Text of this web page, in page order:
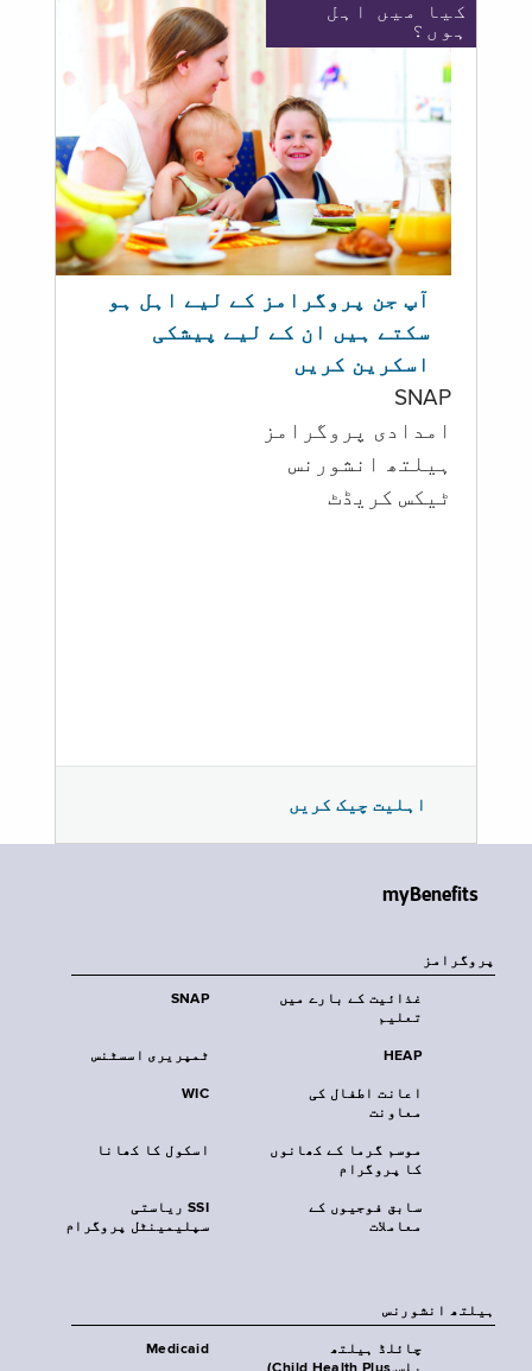
کیا میں اہل
ہوں؟
آپ جن پروگرامز کے لیے اہل ہو
سکتے ہیں ان کے لیے پیشکی
اسکرین کریں
SNAP
امدادی پروگرامز
‏ہیلتھ انشورنس
ٹیکس کریڈٹ
اہلیت چیک کریں
myBenefits
پروگرامز
SNAP
غذائیت کے بارے میں
تعلیم
ٹمپریری اسسٹنس HEAP
WIC
اعانت اطفال کی
معاونت
اسکول کا کھانا
موسم گرما کے کھانوں
کا پروگرام
SSI ریاستی
سپلیمینٹل پروگرام
سابق فوجیوں کے
معاملات
‏ہیلتھ انشورنس
Medicaid
چائلڈ ہیلتھ